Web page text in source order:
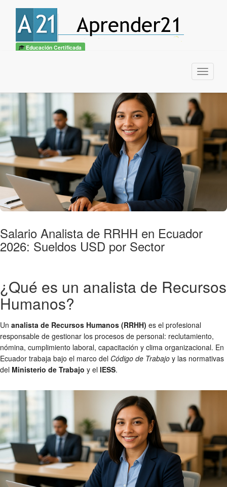
Educación Certificada
Menu
Salario Analista de RRHH en Ecuador
2026: Sueldos USD por Sector
¿Qué es un analista de Recursos
Humanos?
Un analista de Recursos Humanos (RRHH) es el profesional
responsable de gestionar los procesos de personal: reclutamiento,
nómina, cumplimiento laboral, capacitación y clima organizacional. En
Ecuador trabaja bajo el marco del Código de Trabajo y las normativas
del Ministerio de Trabajo y el IESS.